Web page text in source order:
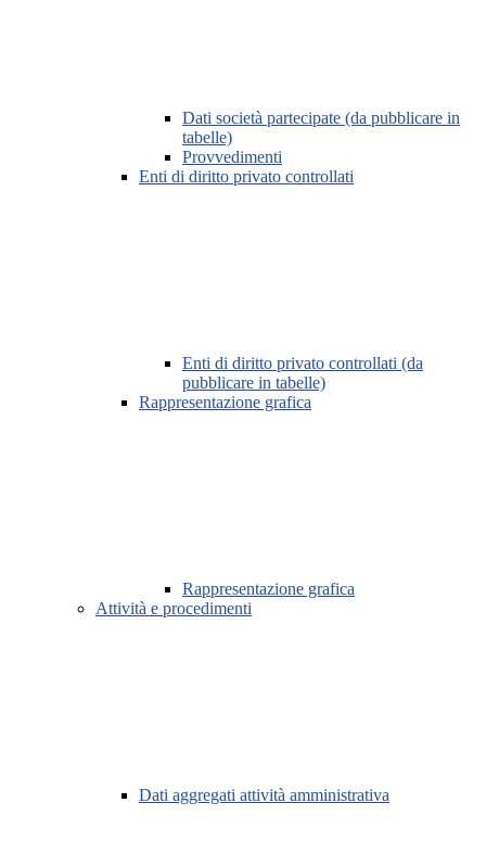
Dati società partecipate (da pubblicare in
tabelle)
Provvedimenti
Enti di diritto privato controllati
Enti di diritto privato controllati (da
pubblicare in tabelle)
Rappresentazione grafica
Rappresentazione grafica
Attività e procedimenti
Dati aggregati attività amministrativa